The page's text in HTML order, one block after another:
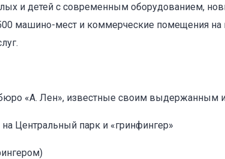
и детей с современным оборудованием,
машино-мест и коммерческие помещения
«А. Лен», известные своим выдержанным
Центральный парк и «гринфингер»
на объявление